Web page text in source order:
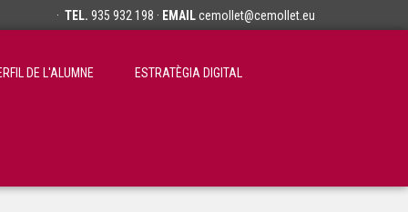
· TEL. 935 932 198 · EMAILcemollet@cemollet.eu
DE L'ALUMNE ESTRATÈGIA DIGITAL